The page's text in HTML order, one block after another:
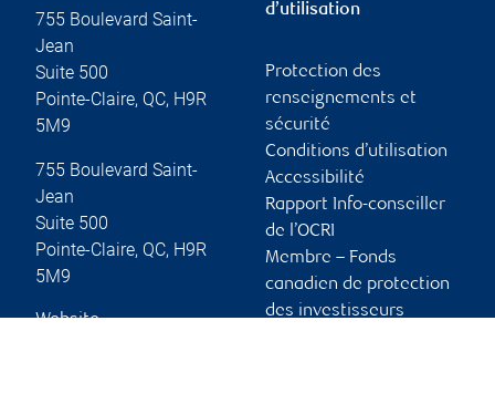
755 Boulevard Saint-
Jean
Suite 500
Pointe-Claire, QC, H9R
5M9
755 Boulevard Saint-
Jean
Suite 500
Pointe-Claire, QC, H9R
5M9
Website
d’utilisation
Protection des
renseignements et
sécurité
Conditions d’utilisation
Accessibilité
Rapport Info-conseiller
de l’OCRI
Membre – Fonds
canadien de protection
des investisseurs